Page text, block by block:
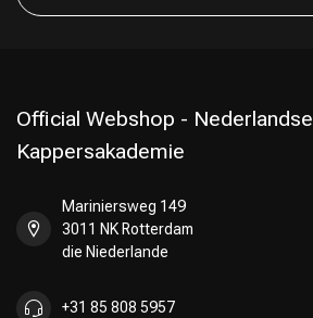
Official Webshop - Nederlandse
Kappersakademie
Mariniersweg 149
3011 NK Rotterdam
die Niederlande
+31 85 808 5957